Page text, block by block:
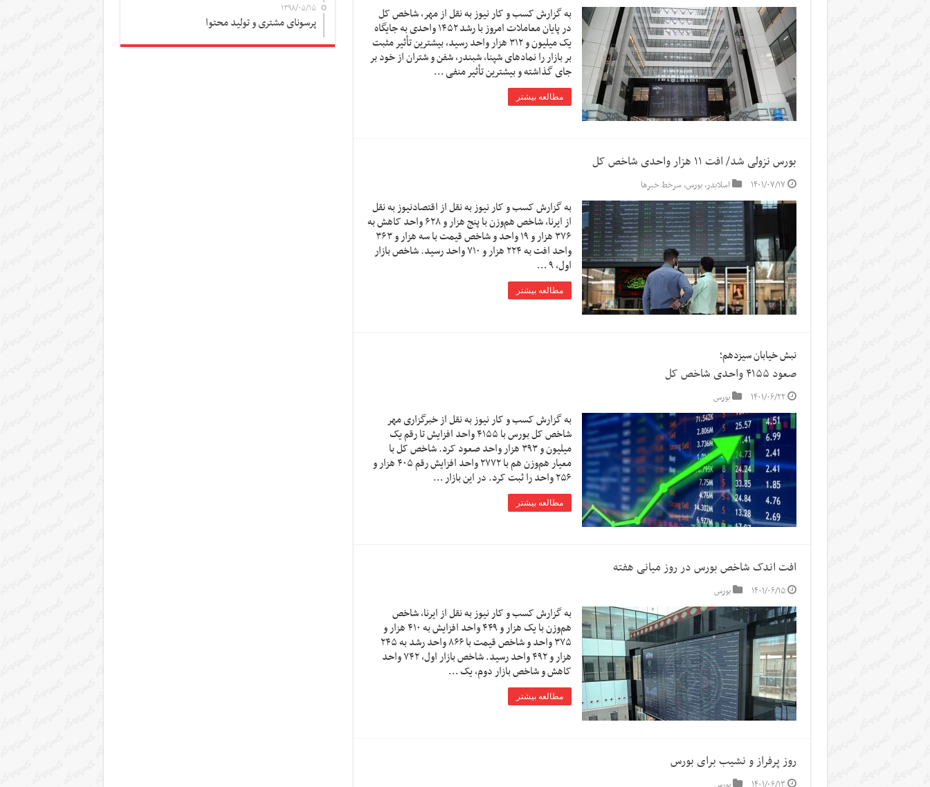
به گزارش کسب و کار نیوز به نقل از مهر، شاخص کل
در پایان معاملات امروز با رشد ۱۴۵۲ واحدی به جایگاه
یک میلیون و ۳۱۲ هزار واحد رسید، بیشترین تأثیر مثبت
بر بازار را نمادهای شپنا، شبندر، شفن و شتران از خود بر
جای گذاشته و بیشترین تأثیر منفی …
مطالعه بیشتر
بورس نزولی شد/ افت ۱۱ هزار واحدی شاخص کل
۱۴۰۱/۰۷/۱۷ اسلایدر,بورس,سرخط خبرها
به گزارش کسب و کار نیوز به نقل از اقتصادنیوز به نقل
از ایرنا، شاخص هم‌وزن با پنج هزار و ۶۲۸ واحد کاهش به
٣۷۶ هزار و ۱۹ واحد و شاخص قیمت با سه هزار و ۳۶۳
واحد افت به ۲۲۴ هزار و ۷۱۰ واحد رسید. شاخص بازار
اول، ۹ …
مطالعه بیشتر
نبش خیابان سیزدهم؛
صعود ۴۱۵۵ واحدی شاخص کل
۱۴۰۱/۰۶/۲۲ بورس
به گزارش کسب و کار نیوز به نقل از خبرگزاری مهر
شاخص کل بورس با ۴۱۵۵ واحد افزایش تا رقم یک
میلیون و ۳۹۳ هزار واحد صعود کرد. شاخص کل با
معیار هم‌وزن هم با ۲۷۷۲ واحد افزایش رقم ۴۰۵ هزار و
۲۵۶ واحد را ثبت کرد. در این بازار …
مطالعه بیشتر
افت اندک شاخص بورس در روز میانی هفته
۱۴۰۱/۰۶/۱۵ بورس
به گزارش کسب و کار نیوز به نقل از ایرنا، شاخص
هم‌وزن با یک هزار و ۴۴۹ واحد افزایش به ۴۱۰ هزار و
۳۷۵ واحد و شاخص قیمت با ۸۶۶ واحد رشد به ۲۴۵
هزار و ۴۹۲ واحد رسید. شاخص بازار اول، ۷۴۲ واحد
کاهش و شاخص بازار دوم، یک …
مطالعه بیشتر
روز پرفراز و نشیب برای بورس
۱۳۹۸/۰۵/۱۵
پرسونای مشتری و تولید محتوا